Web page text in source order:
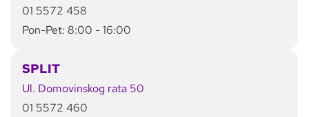
01 5572 458
Pon-Pet: 8:00 - 16:00
SPLIT
Ul. Domovinskog rata 50
01 5572 460